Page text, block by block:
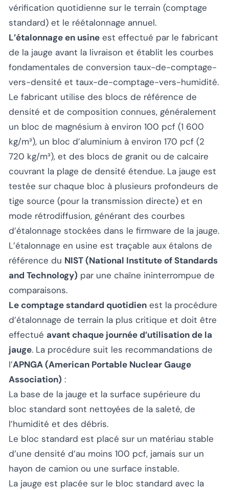
vérification quotidienne sur le terrain (comptage
standard) et le réétalonnage annuel.
L’étalonnage en usine est effectué par le fabricant
de la jauge avant la livraison et établit les courbes
fondamentales de conversion taux-de-comptage-
vers-densité et taux-de-comptage-vers-humidité.
Le fabricant utilise des blocs de référence de
densité et de composition connues, généralement
un bloc de magnésium à environ 100 pcf (1 600
kg/m³), un bloc d’aluminium à environ 170 pcf (2
720 kg/m³), et des blocs de granit ou de calcaire
couvrant la plage de densité étendue. La jauge est
testée sur chaque bloc à plusieurs profondeurs de
tige source (pour la transmission directe) et en
mode rétrodiffusion, générant des courbes
d’étalonnage stockées dans le firmware de la jauge.
L’étalonnage en usine est traçable aux étalons de
référence du NIST (National Institute of Standards
and Technology) par une chaîne ininterrompue de
comparaisons.
Le comptage standard quotidien est la procédure
d’étalonnage de terrain la plus critique et doit être
effectué avant chaque journée d’utilisation de la
jauge. La procédure suit les recommandations de
l’APNGA (American Portable Nuclear Gauge
Association) :
La base de la jauge et la surface supérieure du
bloc standard sont nettoyées de la saleté, de
l’humidité et des débris.
Le bloc standard est placé sur un matériau stable
d’une densité d’au moins 100 pcf, jamais sur un
hayon de camion ou une surface instable.
La jauge est placée sur le bloc standard avec la